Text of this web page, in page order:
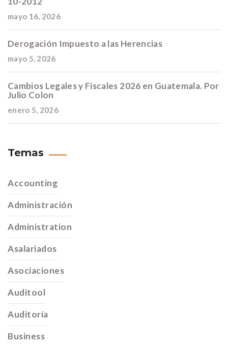
mayo 16, 2026
Derogación Impuesto a las Herencias
mayo 5, 2026
Cambios Legales y Fiscales 2026 en Guatemala. Por
Julio Colon
enero 5, 2026
Temas
Accounting
Administración
Administration
Asalariados
Asociaciones
Auditool
Auditoría
Business